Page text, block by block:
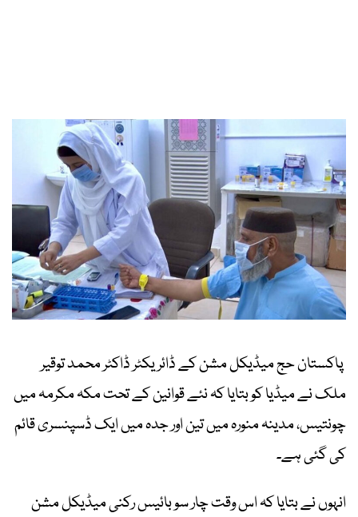
پاکستان حج میڈیکل مشن کے ڈائریکٹر ڈاکٹر محمد توقیر
ملک نے میڈیا کو بتایا کہ نئے قوانین کے تحت مکہ مکرمہ میں
چونتیس، مدینہ منورہ میں تین اور جدہ میں ایک ڈسپنسری قائم
کی گئی ہے۔
انہوں نے بتایا کہ اس وقت چار سو بائیس رکنی میڈیکل مشن